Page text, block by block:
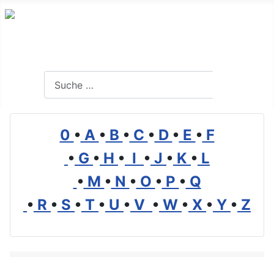
0 • A • B • C • D • E • F
• G • H • I • J • K • L
• M • N • O • P • Q
• R • S • T • U • V • W • X • Y • Z